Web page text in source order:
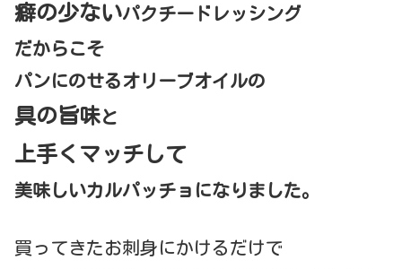
癖の少ないパクチードレッシング
だからこそ
パンにのせるオリーブオイルの
具の旨味と
上手くマッチして
美味しいカルパッチョになりました。
買ってきたお刺身にかけるだけで